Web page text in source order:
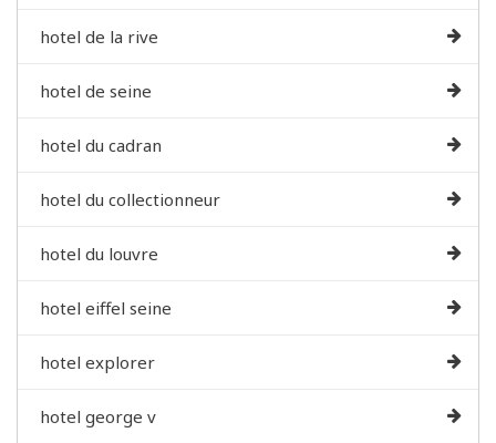
hotel de la rive
hotel de seine
hotel du cadran
hotel du collectionneur
hotel du louvre
hotel eiffel seine
hotel explorer
hotel george v